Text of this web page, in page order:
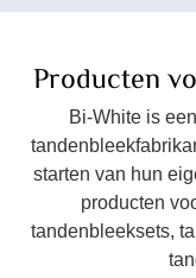
Producten
Bi-White is
starten van hun
producten
tandenbleeksets,